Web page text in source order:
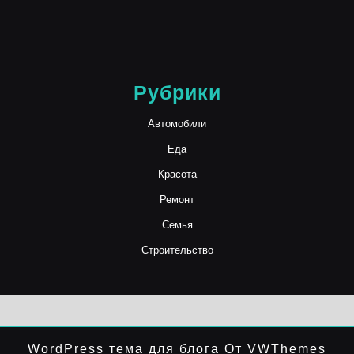
Рубрики
Автомобили
Еда
Красота
Ремонт
Семья
Строительство
WordPress тема для блога От VWThemes